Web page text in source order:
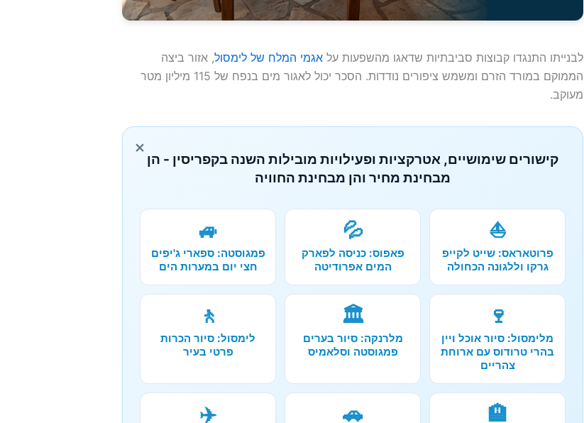
לבנייתו התנגדו קבוצות סביבתיות שדאגו מהשפעות על אגמי המלח של לימסול, אזור ביצה
הממוקם במורד הזרם ומשמש ציפורים נודדות. הסכר יכול לאגור מים בנפח של 115 מיליון מטר
מעוקב.
×
קישורים שימושיים, אטרקציות ופעילויות מובילות השנה בקפריסין - הן
מבחינת מחיר והן מבחינת החוויה
⛵
פרוטאראס: שייט לקייפ
גרקו וללגונה הכחולה
💦
פאפוס: כניסה לפארק
המים אפרודיטה
🚙
פמגוסטה: ספארי ג'יפים
חצי יום במערות הים
🍷
מלימסול: סיור אוכל ויין
בהרי טרודוס עם ארוחת
צהריים
🏛️
מלרנקה: סיור בערים
פמגוסטה וסלאמיס
🚶
לימסול: סיור הכרות
פרטי בעיר
🏨
🚗
✈️